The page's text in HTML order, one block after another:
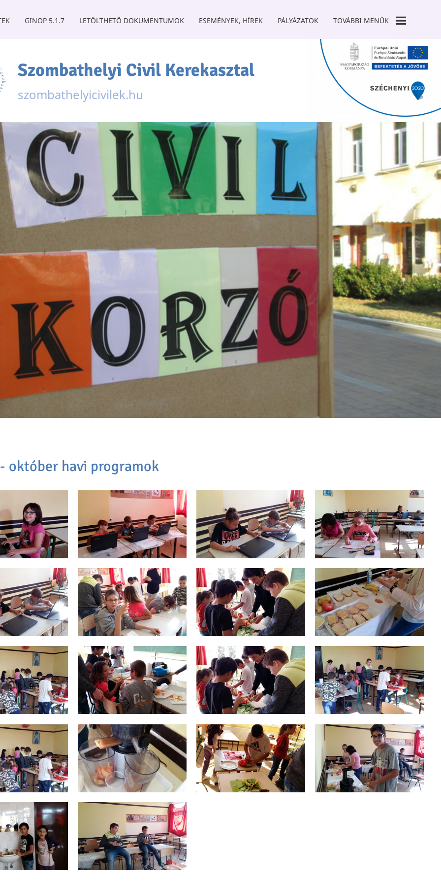
GINOP 5.1.7 LETÖLTHETŐ DOKUMENTUMOK ESEMÉNYEK, HÍREK PÁLYÁZATOK TOVÁBBI MENÜK
GALÉRIA
TÁMOGATÓK
SZCK TANODA
Szombathelyi Civil Kerekasztal
szombathelyicivilek.hu
október havi programok